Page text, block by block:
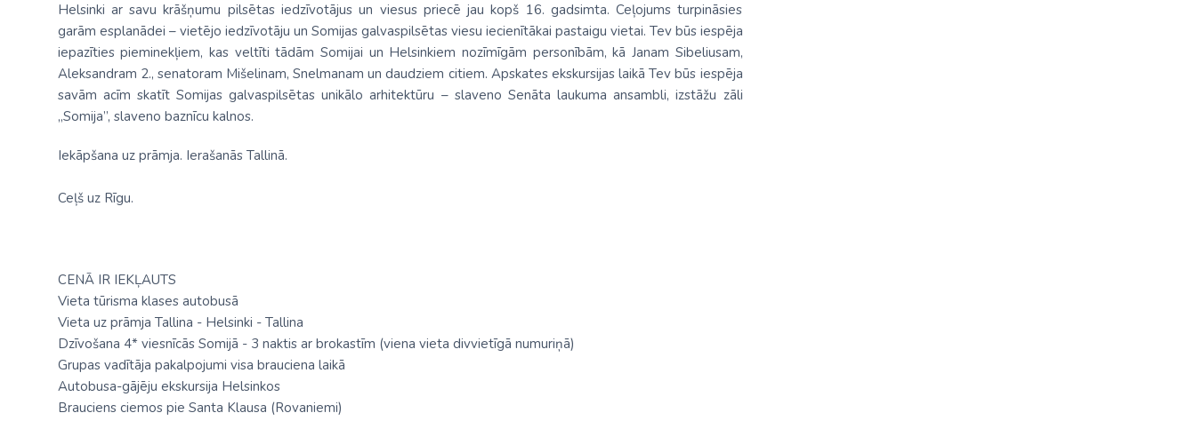
Helsinki ar savu krāšņumu pilsētas iedzīvotājus un viesus priecē jau kopš 16. gadsimta. Ceļojums turpināsies
garām esplanādei – vietējo iedzīvotāju un Somijas galvaspilsētas viesu iecienītākai pastaigu vietai. Tev būs iespēja
iepazīties pieminekļiem, kas veltīti tādām Somijai un Helsinkiem nozīmīgām personībām, kā Janam Sibeliusam,
Aleksandram 2., senatoram Mišelinam, Snelmanam un daudziem citiem. Apskates ekskursijas laikā Tev būs iespēja
savām acīm skatīt Somijas galvaspilsētas unikālo arhitektūru – slaveno Senāta laukuma ansambli, izstāžu zāli
„Somija”, slaveno baznīcu kalnos.
Iekāpšana uz prāmja. Ierašanās Tallinā.
Ceļš uz Rīgu.
CENĀ IR IEKĻAUTS
Vieta tūrisma klases autobusā
Vieta uz prāmja Tallina - Helsinki - Tallina
Dzīvošana 4* viesnīcās Somijā - 3 naktis ar brokastīm (viena vieta divvietīgā numuriņā)
Grupas vadītāja pakalpojumi visa brauciena laikā
Autobusa-gājēju ekskursija Helsinkos
Brauciens ciemos pie Santa Klausa (Rovaniemi)